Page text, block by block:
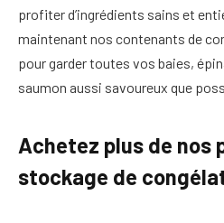
profiter d’ingrédients sains et
maintenant nos contenants de
pour garder toutes vos baies,
saumon aussi savoureux que
Achetez plus de nos
stockage de